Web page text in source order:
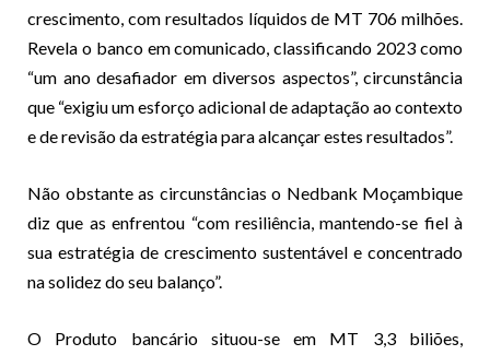
crescimento, com resultados líquidos de MT 706 milhões.
Revela o banco em comunicado, classificando 2023 como
“um ano desafiador em diversos aspectos”, circunstância
que “exigiu um esforço adicional de adaptação ao contexto
e de revisão da estratégia para alcançar estes resultados”.
Não obstante as circunstâncias o Nedbank Moçambique
diz que as enfrentou “com resiliência, mantendo-se fiel à
sua estratégia de crescimento sustentável e concentrado
na solidez do seu balanço”.
O Produto bancário situou-se em MT 3,3 biliões,